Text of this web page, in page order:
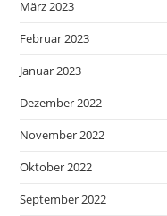
März 2023
Februar 2023
Januar 2023
Dezember 2022
November 2022
Oktober 2022
September 2022